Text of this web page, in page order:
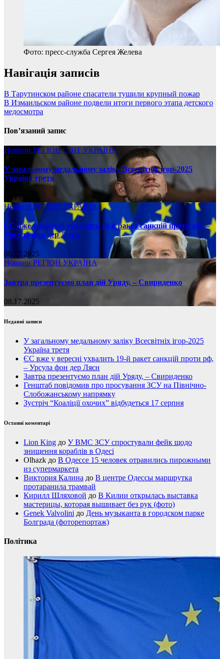
Фото: пресс-служба Сергея Желева
Навігація записів
В Тарутинском районе спасатели тушили крупный пожар
В Измаильском районе подвели итоги первого этапа детского
медосмотра
Пов’язаний запис
Новини РЕГІОНСВІТ УКРАЇНА
У загальному медальному заліку Всесвітніх ігор-2025
Україна третя
08.17.2025
НовиниРЕГІОН УКРАЇНА
ЄС вже у вересні ухвалить 19-й ракет санкцій проти рф, –
Урсула фон дер Ляєн
08.17.2025
Новини РЕГІОН УКРАЇНА
Завтра презентуємо план дій Уряду, – Свириденко
08.17.2025
Недавні записи
У загальному медальному заліку Всесвітніх ігор-2025
Україна третя
ЄС вже у вересні ухвалить 19-й ракет санкцій проти рф,
– Урсула фон дер Ляєн
Завтра презентуємо план дій Уряду, – Свириденко
Генштаб повідомив про просування ЗСУ на Північно-
Слобожанському напрямку
Зустріч “Коаліції охочих” відбудеться 17 серпня
Останні коментарі
Lion King до У ВМС ЗСУ спростували фейк щодо
знищення кораблів в Одесі
Olhazk до В Одессе 15 человек отравились пирожными
из супермаркета
Виктория Калина до В центре Одессы маршрутка
протаранила трамвай
Кирилл Шляховой до В Килии открылась выставка
мастерицы, которая вышивает без рук (фото)
Genek Valvolini до День музыканта в городском парке
Болграда (фоторепортаж)
Політика